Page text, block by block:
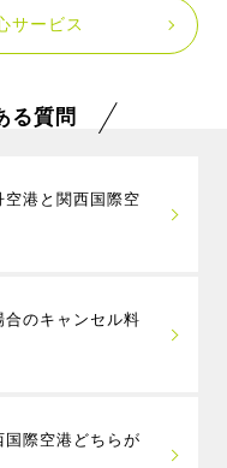
サービス
る質問
港と関西国際空
分（730円）で行
円）で行けま
さい）
のキャンセル料
ったキャンセル料
際空港どちらが